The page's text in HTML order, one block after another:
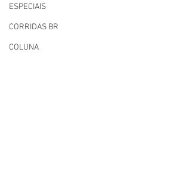
ESPECIAIS
CORRIDAS BR
COLUNA